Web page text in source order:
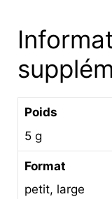
Poids
5 g
Format
petit, large